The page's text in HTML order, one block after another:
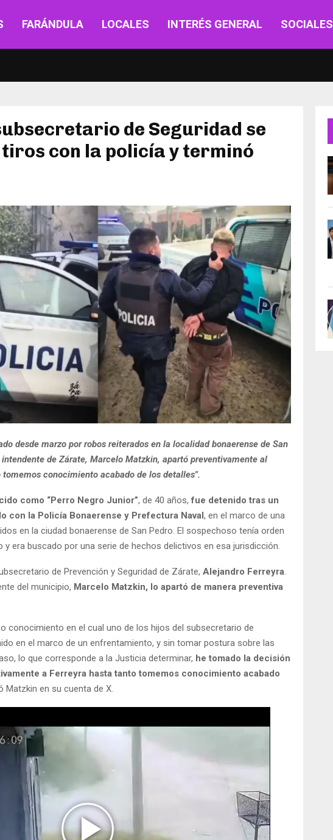
FARÁNDULA LOCALES INTERÉS GENERAL SOCIALES
de Seguridad se
con la policía y terminó
desde marzo por robos reiterados en la localidad bonaerense de San
de Zárate, Marcelo Matzkin, apartó preventivamente al
conocimiento acabado de los detalles".
como “Perro Negro Junior”, de 40 años, fue detenido tras un
con la Policía Bonaerense y Prefectura Naval, en el marco de una
en la ciudad bonaerense de San Pedro. El sospechoso tenía orden
y era buscado por una serie de hechos delictivos en esa jurisdicción.
de Prevención y Seguridad de Zárate, Alejandro Ferreyra.
del municipio, Marcelo Matzkin, lo apartó de manera preventiva
conocimiento en el cual uno de los hijos del subsecretario de
en el marco de un enfrentamiento, y sin tomar postura sobre las
lo que corresponde a la Justicia determinar, he tomado la decisión
a Ferreyra hasta tanto tomemos conocimiento acabado
Matzkin en su cuenta de X.